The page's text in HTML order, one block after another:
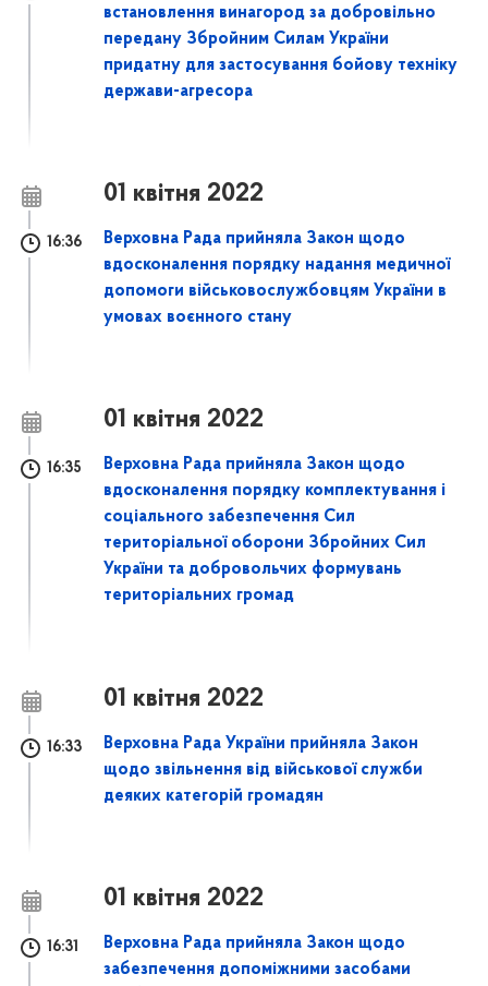
встановлення винагород за добровільно
передану Збройним Силам України
придатну для застосування бойову техніку
держави-агресора
01 квітня 2022
16:36
Верховна Рада прийняла Закон щодо
вдосконалення порядку надання медичної
допомоги військовослужбовцям України в
умовах воєнного стану
01 квітня 2022
16:35
Верховна Рада прийняла Закон щодо
вдосконалення порядку комплектування і
соціального забезпечення Сил
територіальної оборони Збройних Сил
України та добровольчих формувань
територіальних громад
01 квітня 2022
16:33
Верховна Рада України прийняла Закон
щодо звільнення від військової служби
деяких категорій громадян
01 квітня 2022
16:31
Верховна Рада прийняла Закон щодо
забезпечення допоміжними засобами